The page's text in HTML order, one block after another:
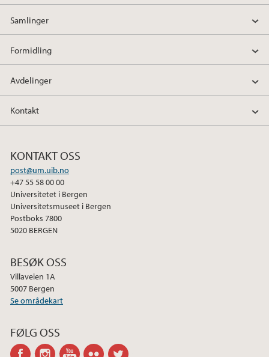
Samlinger
Formidling
Avdelinger
Kontakt
KONTAKT OSS
post@um.uib.no
+47 55 58 00 00
Universitetet i Bergen
Universitetsmuseet i Bergen
Postboks 7800
5020 BERGEN
BESØK OSS
Villaveien 1A
5007 Bergen
Se områdekart
FØLG OSS
facebookinstagramyoutube-flickr